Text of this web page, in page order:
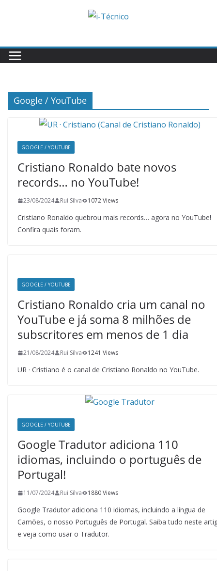
Google / YouTube
GOOGLE / YOUTUBE
Cristiano Ronaldo bate novos
records… no YouTube!
23/08/2024 Rui Silva 1072 Views
Cristiano Ronaldo quebrou mais records… agora no YouTube!
Confira quais foram.
GOOGLE / YOUTUBE
Cristiano Ronaldo cria um canal no
YouTube e já soma 8 milhões de
subscritores em menos de 1 dia
21/08/2024 Rui Silva 1241 Views
UR · Cristiano é o canal de Cristiano Ronaldo no YouTube.
GOOGLE / YOUTUBE
Google Tradutor adiciona 110
idiomas, incluindo o português de
Portugal!
11/07/2024 Rui Silva 1880 Views
Google Tradutor adiciona 110 idiomas, incluindo a língua de
Camões, o nosso Português de Portugal. Saiba tudo neste
e veja como usar o Tradutor.